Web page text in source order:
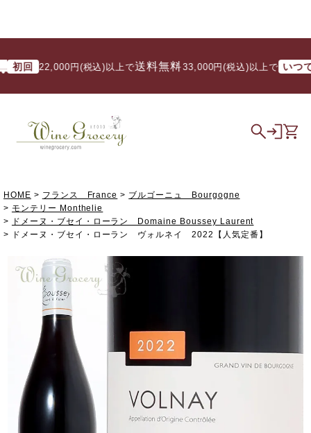
22,000円(税込)以上で送料無料/ 33,000円(税込)以上で いつでも
HOME フランス France
ブルゴーニュ Bourgogne
モンテリー Monthelie
ドメーヌ・ブセイ・ローラン Domaine Boussey Laurent
ドメーヌ・ブセイ・ローラン ヴォルネイ 2022【人気定番】